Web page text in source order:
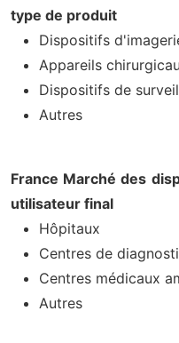
type de produit
Dispositifs
Appareils
Dispositifs de
Autres
France Marché des
utilisateur final
Hôpitaux
Centres de
Centres médicaux
Autres